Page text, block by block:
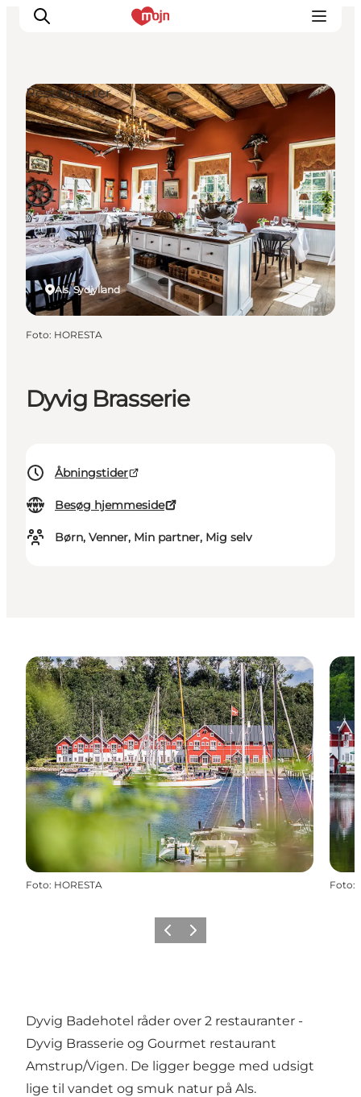
Oplevelser
Byer & Steder
Det sker
Overnatning
Planlæg din ferie
Booking
Dyvig Brasserie
Åbningstider
Besøg hjemmeside
Børn, Venner, Min partner, Mig selv
Als, Sydjylland
Restauranter
Foto: HORESTA
Foto: HORESTA Foto:
ForrigeNæste
Dyvig Badehotel råder over 2 restauranter -
Dyvig Brasserie og Gourmet restaurant
Amstrup/Vigen. De ligger begge med udsigt
lige til vandet og smuk natur på Als.